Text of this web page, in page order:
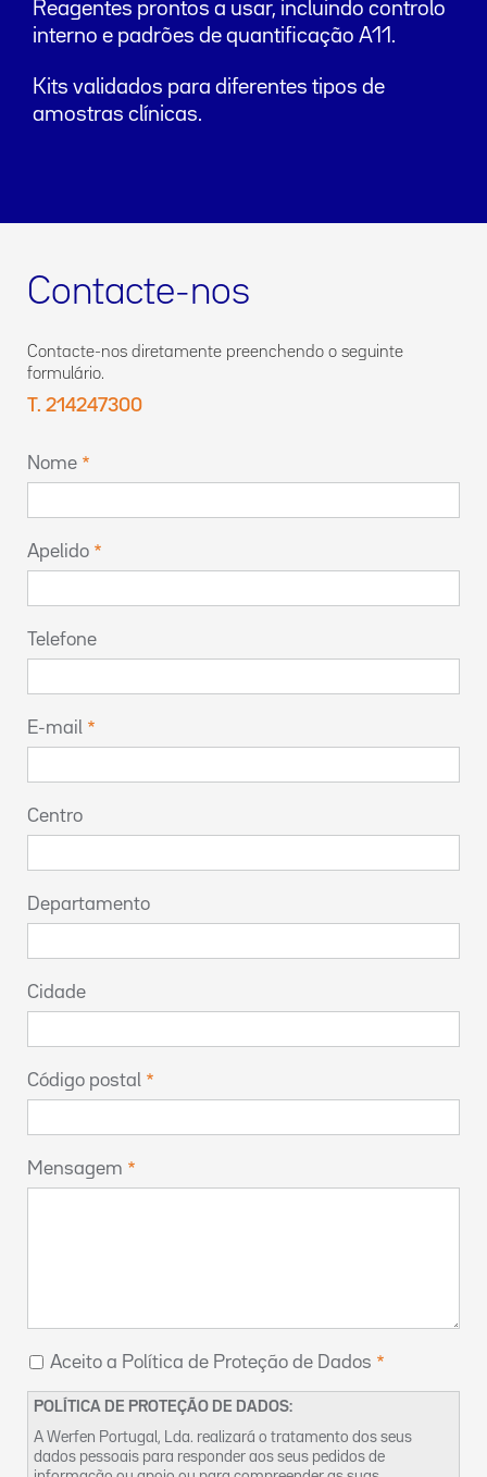
Reagentes prontos a usar, incluindo controlo
interno e padrões de quantificação A11.
Kits validados para diferentes tipos de
amostras clínicas.
Contacte-nos
Contacte-nos diretamente preenchendo o seguinte
formulário.
T. 214247300
Nome
Apelido
Telefone
E-mail
Centro
Departamento
Cidade
Código postal
Mensagem
Aceito a Política de Proteção de Dados
POLÍTICA DE PROTEÇÃO DE DADOS:
A Werfen Portugal, Lda. realizará o tratamento dos seus
dados pessoais para responder aos seus pedidos de